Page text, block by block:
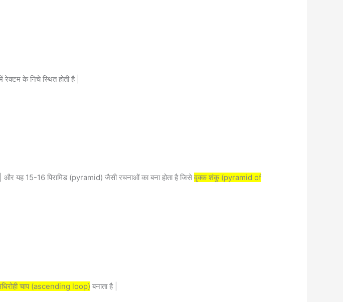
के निचे स्थित होती है |
| और यह 15-16 पिरामिड (pyramid) जैसी रचनाओं का बना होता है जिसे वृक्क शंकु (pyramid of
चाप (ascending loop) बनाता है |